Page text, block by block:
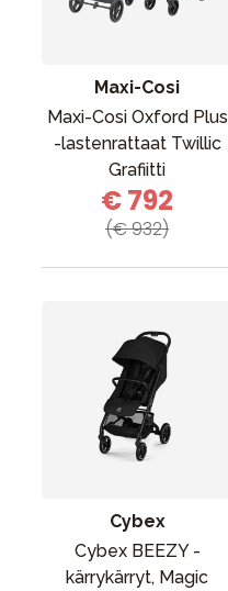
Maxi-Cosi
Maxi-Cosi Oxford Plus
-lastenrattaat Twillic
Grafiitti
€ 792
(€ 932)
Cybex
Cybex BEEZY -
kärrykärryt, Magic